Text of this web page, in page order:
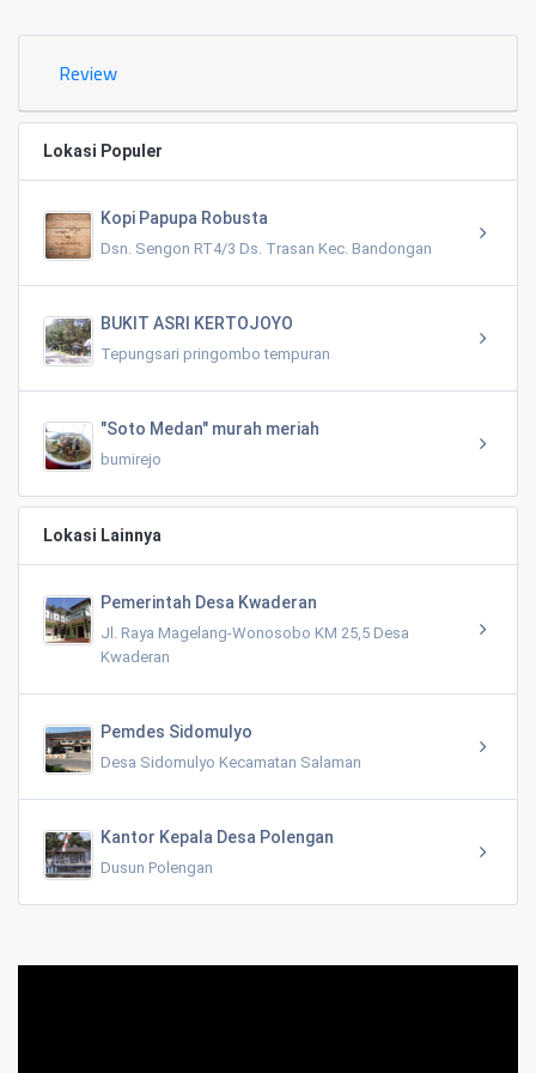
Review
Lokasi Populer
Kopi Papupa Robusta
Dsn. Sengon RT4/3 Ds. Trasan Kec. Bandongan
BUKIT ASRI KERTOJOYO
Tepungsari pringombo tempuran
"Soto Medan" murah meriah
bumirejo
Lokasi Lainnya
Pemerintah Desa Kwaderan
Jl. Raya Magelang-Wonosobo KM 25,5 Desa
Kwaderan
Pemdes Sidomulyo
Desa Sidomulyo Kecamatan Salaman
Kantor Kepala Desa Polengan
Dusun Polengan